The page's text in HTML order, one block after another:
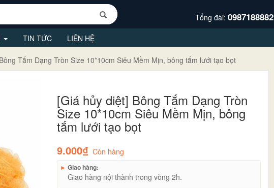
Tổng đài: 0987188882
TIN TỨC LIÊN HỆ
Tắm Dạng Tròn Size 10*10cm Siêu Mềm Mịn, bông tắm lưới tạo bọt
[Giá hủy diệt] Bông Tắm Dạng Tròn
Size 10*10cm Siêu Mềm Mịn, bông
tắm lưới tạo bọt
9.000₫ Còn hàng
► Giao hàng:
Giao hàng nội thành trong vòng 2h.